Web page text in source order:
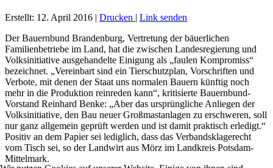
Erstellt: 12. April 2016 | Drucken | Link senden
Der Bauernbund Brandenburg, Vertretung der bäuerlichen
Familienbetriebe im Land, hat die zwischen Landesregierung und
Volksinitiative ausgehandelte Einigung als „faulen Kompromiss“
bezeichnet. „Vereinbart sind ein Tierschutzplan, Vorschriften und
Verbote, mit denen der Staat uns normalen Bauern künftig noch
mehr in die Produktion reinreden kann“, kritisierte Bauernbund-
Vorstand Reinhard Benke: „Aber das ursprüngliche Anliegen der
Volksinitiative, den Bau neuer Großmastanlagen zu erschweren, soll
nur ganz allgemein geprüft werden und ist damit praktisch erledigt.“
Positiv an dem Papier sei lediglich, dass das Verbandsklagerecht
vom Tisch sei, so der Landwirt aus Mörz im Landkreis Potsdam-
Mittelmark.